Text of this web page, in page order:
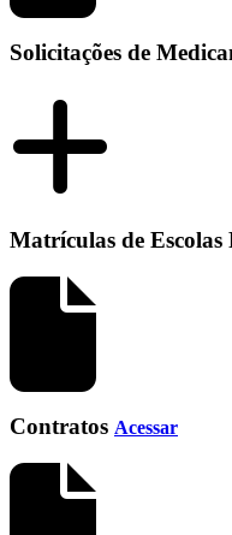
Solicitações de
Matrículas de Escolas
Contratos Acessar